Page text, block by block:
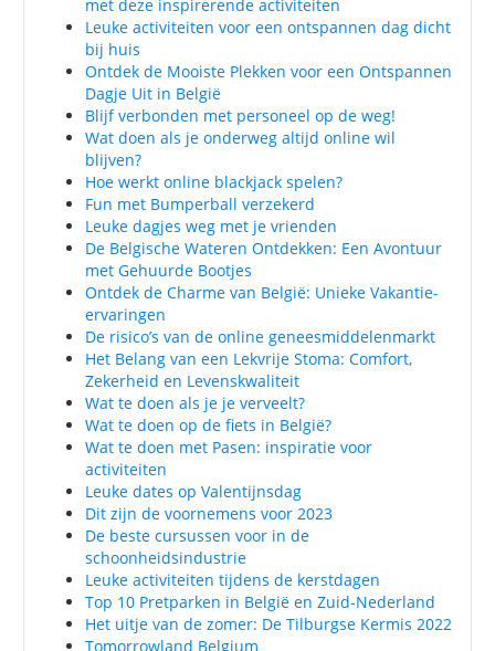
met deze inspirerende activiteiten
Leuke activiteiten voor een ontspannen dag dicht
bij huis
Ontdek de Mooiste Plekken voor een Ontspannen
Dagje Uit in België
Blijf verbonden met personeel op de weg!
Wat doen als je onderweg altijd online wil
blijven?
Hoe werkt online blackjack spelen?
Fun met Bumperball verzekerd
Leuke dagjes weg met je vrienden
De Belgische Wateren Ontdekken: Een Avontuur
met Gehuurde Bootjes
Ontdek de Charme van België: Unieke Vakantie-
ervaringen
De risico’s van de online geneesmiddelenmarkt
Het Belang van een Lekvrije Stoma: Comfort,
Zekerheid en Levenskwaliteit
Wat te doen als je je verveelt?
Wat te doen op de fiets in België?
Wat te doen met Pasen: inspiratie voor
activiteiten
Leuke dates op Valentijnsdag
Dit zijn de voornemens voor 2023
De beste cursussen voor in de
schoonheidsindustrie
Leuke activiteiten tijdens de kerstdagen
Top 10 Pretparken in België en Zuid-Nederland
Het uitje van de zomer: De Tilburgse Kermis 2022
Tomorrowland Belgium